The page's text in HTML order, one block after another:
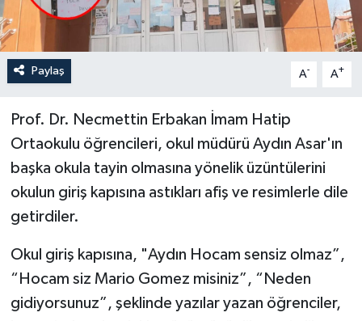
Paylaş A- A+
Prof. Dr. Necmettin Erbakan İmam Hatip
Ortaokulu öğrencileri, okul müdürü Aydın Asar'ın
başka okula tayin olmasına yönelik üzüntülerini
okulun giriş kapısına astıkları afiş ve resimlerle dile
getirdiler.
Okul giriş kapısına, "Aydın Hocam sensiz olmaz”,
“Hocam siz Mario Gomez misiniz”, “Neden
gidiyorsunuz”, şeklinde yazılar yazan öğrenciler,
OTOPARK
TEKNOLOJİ